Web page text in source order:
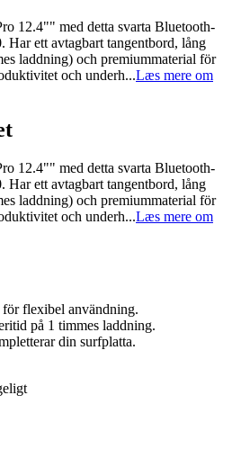
12.4"" med detta svarta Bluetooth-
Har ett avtagbart tangentbord, lång
laddning) och premiummaterial för
och underh...Læs mere om
12.4"" med detta svarta Bluetooth-
Har ett avtagbart tangentbord, lång
laddning) och premiummaterial för
och underh...Læs mere om
flexibel användning.
på 1 timmes laddning.
din surfplatta.